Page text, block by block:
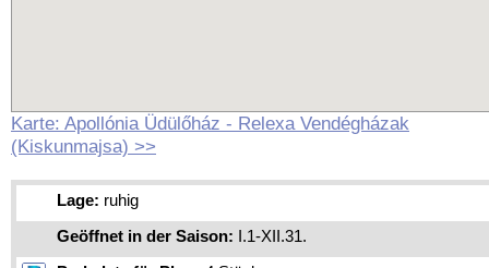
Karte: Apollónia Üdülőház - Relexa Vendégházak
(Kiskunmajsa) >>
Lage: ruhig
Geöffnet in der Saison: I.1-XII.31.